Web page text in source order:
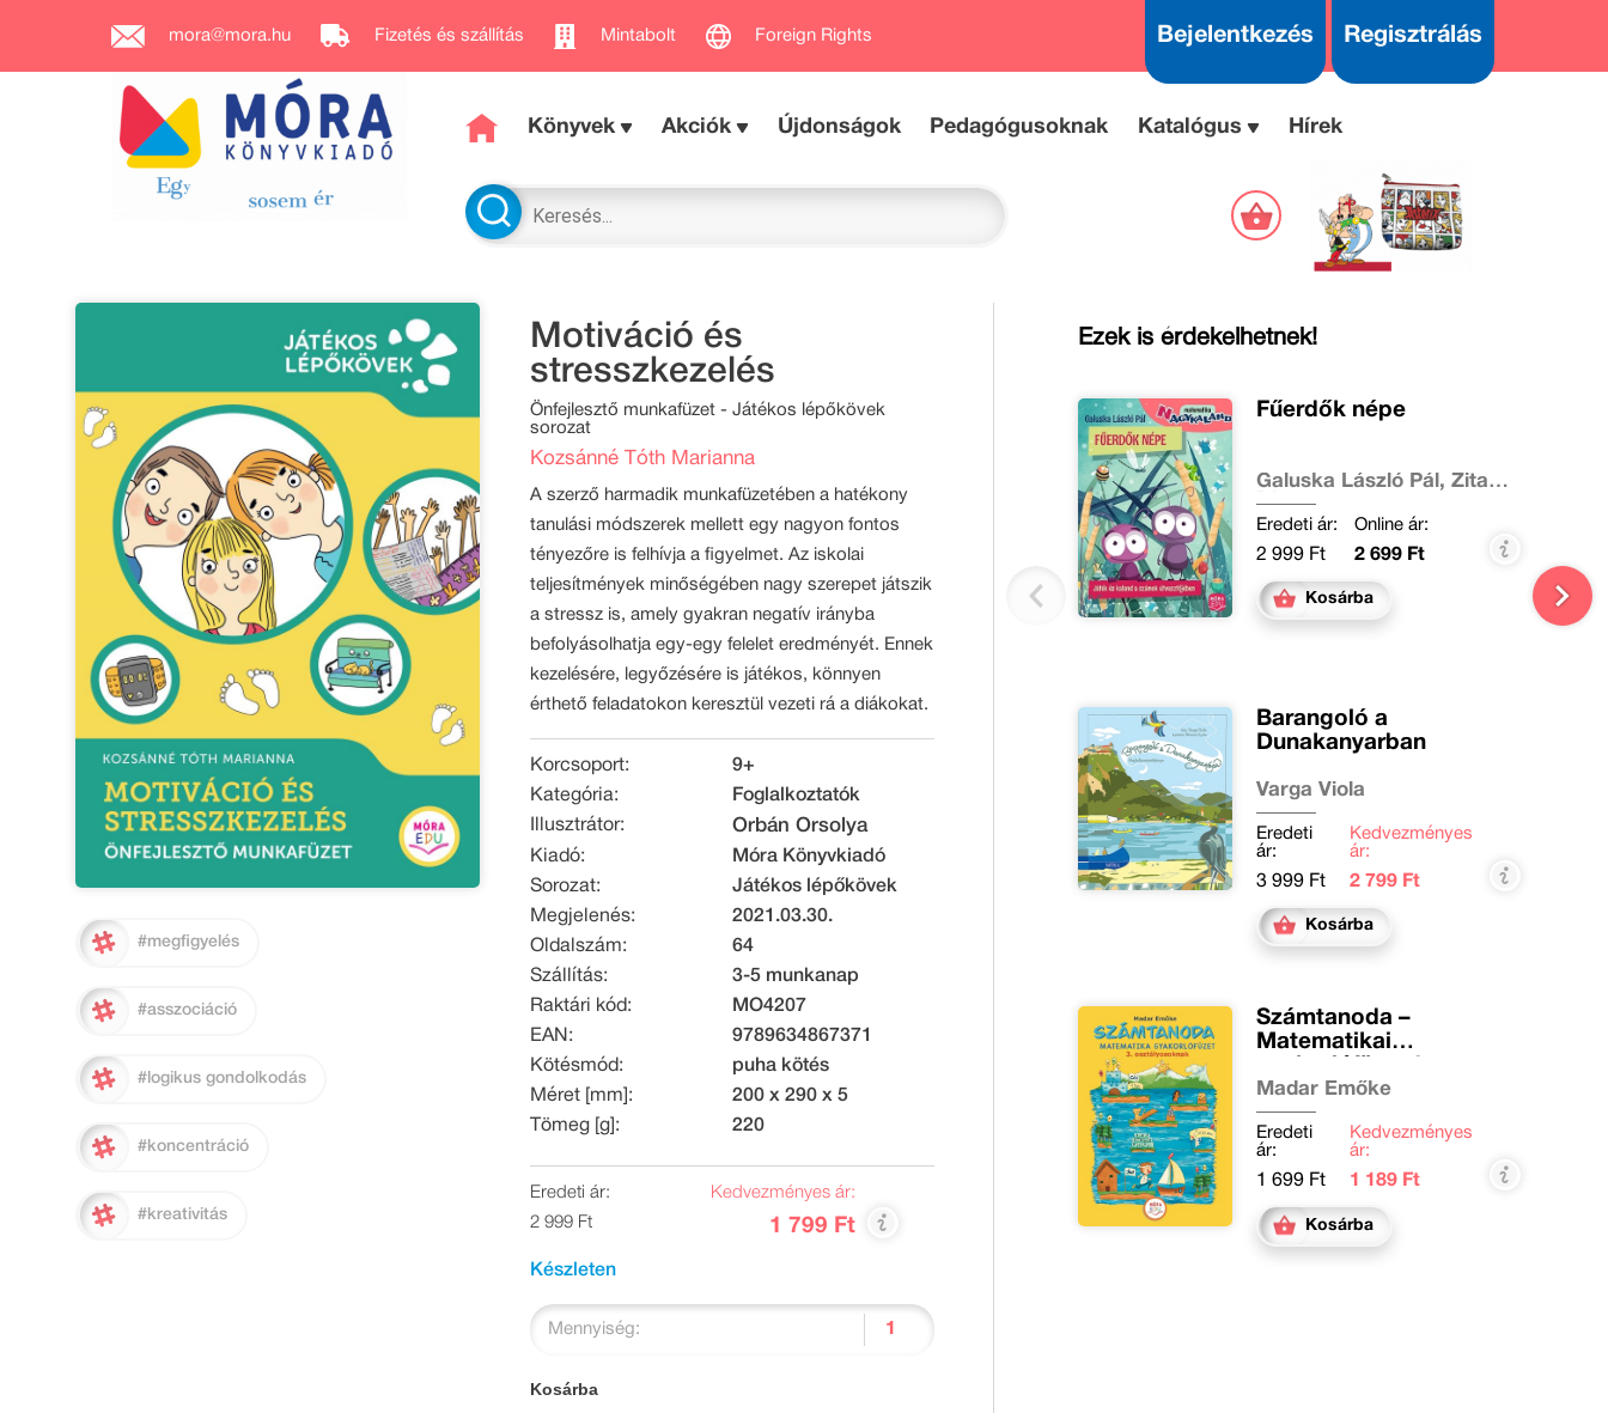
mora@mora.hu Fizetés és szállítás Mintabolt Foreign Rights Bejelentkezés Regisztrálás
Könyvek Akciók Újdonságok Pedagógusoknak Katalógus Hírek
#megfigyelés
#asszociáció
#logikus gondolkodás
#koncentráció
#kreativitás
Motiváció és
stresszkezelés
Önfejlesztő munkafüzet - Játékos lépőkövek
sorozat
Kozsánné Tóth Marianna
A szerző harmadik munkafüzetében a hatékony
tanulási módszerek mellett egy nagyon fontos
tényezőre is felhívja a figyelmet. Az iskolai
teljesítmények minőségében nagy szerepet játszik
a stressz is, amely gyakran negatív irányba
befolyásolhatja egy-egy felelet eredményét. Ennek
kezelésére, legyőzésére is játékos, könnyen
érthető feladatokon keresztül vezeti rá a diákokat.
Korcsoport:
9+
Kategória:
Foglalkoztatók
Illusztrátor:
Orbán Orsolya
Kiadó:
Móra Könyvkiadó
Sorozat:
Játékos lépőkövek
Megjelenés:
2021.03.30.
Oldalszám:
64
Szállítás:
3-5 munkanap
Raktári kód:
MO4207
EAN:
9789634867371
Kötésmód:
puha kötés
Méret [mm]:
200 x 290 x 5
Tömeg [g]:
220
Eredeti ár:
2 999 Ft
Kedvezményes ár:
1 799 Ft
Készleten
Mennyiség:
Kosárba
Ezek is érdekelhetnek!
Fűerdők népe
Galuska László Pál, Zita
Diana
Eredeti ár:
2 999 Ft
Online ár:
2 699 Ft
Kosárba
Barangoló a
Dunakanyarban
Varga Viola
Eredeti
ár:
3 999 Ft
Kedvezményes
ár:
2 799 Ft
Kosárba
Számtanoda –
Matematikai
osztályosoknak
Madar Emőke
Eredeti
ár:
1 699 Ft
Kedvezményes
ár:
1 189 Ft
Kosárba